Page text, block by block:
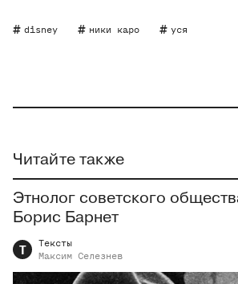
disney ники каро уся
Читайте также
Этнолог советского
Борис Барнет
Т
Тексты
Максим
Селезнев